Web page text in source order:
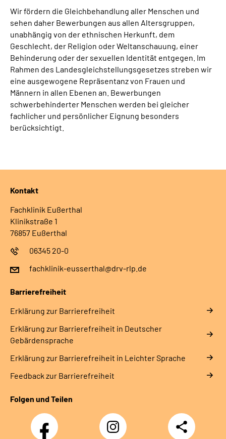
Wir fördern die Gleichbehandlung aller Menschen und
sehen daher Bewerbungen aus allen Altersgruppen,
unabhängig von der ethnischen Herkunft, dem
Geschlecht, der Religion oder Weltanschauung, einer
Behinderung oder der sexuellen Identität entgegen. Im
Rahmen des Landesgleichstellungsgesetzes streben wir
eine ausgewogene Repräsentanz von Frauen und
Männern in allen Ebenen an. Bewerbungen
schwerbehinderter Menschen werden bei gleicher
fachlicher und persönlicher Eignung besonders
berücksichtigt.
Kontakt
Fachklinik Eußerthal
Klinikstraße 1
76857 Eußerthal
06345 20-0
fachklinik-eusserthal@drv-rlp.de
Barrierefreiheit
Erklärung zur Barrierefreiheit
Erklärung zur Barrierefreiheit in Deutscher
Gebärdensprache
Erklärung zur Barrierefreiheit in Leichter Sprache
Feedback zur Barrierefreiheit
Folgen und Teilen
Facebook
Instagram
DRV
Teilen